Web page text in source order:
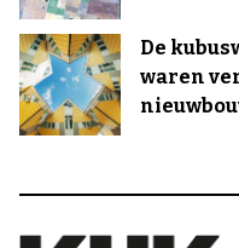
De
waren